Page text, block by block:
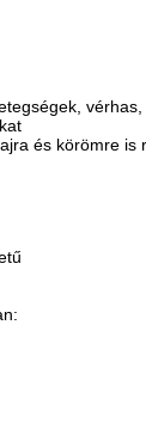
és körömre is